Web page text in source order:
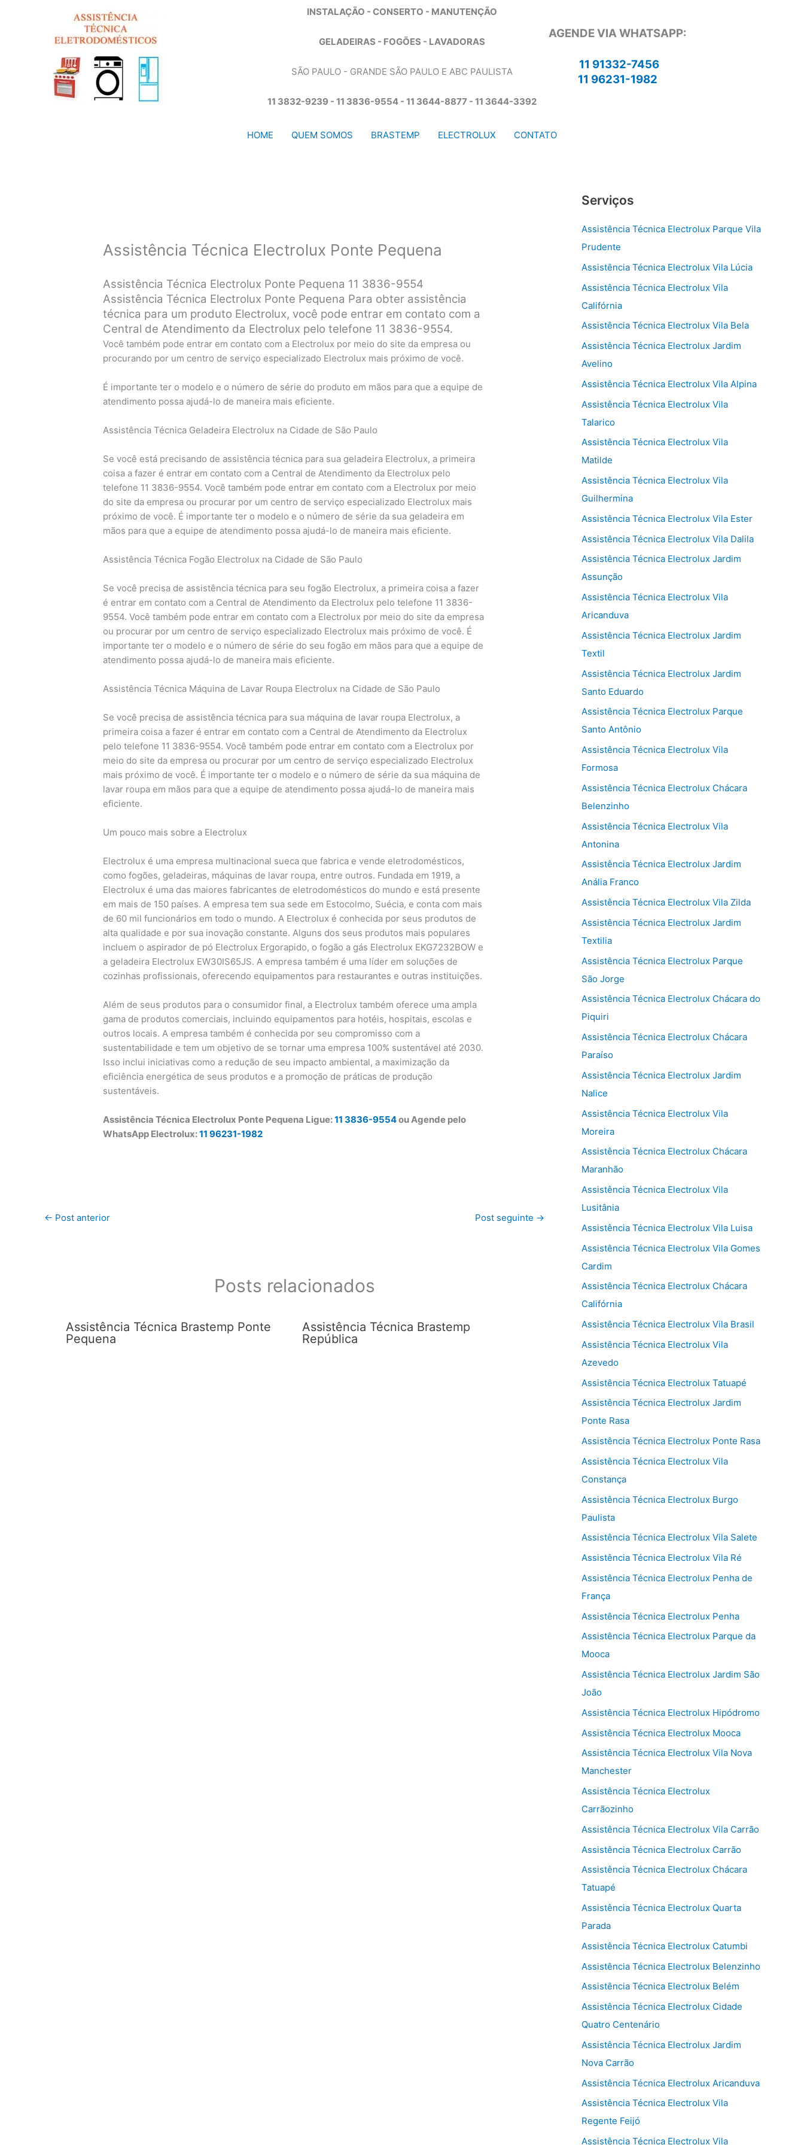
INSTALAÇÃO - CONSERTO - MANUTENÇÃO
GELADEIRAS - FOGÕES - LAVADORAS
SÃO PAULO - GRANDE SÃO PAULO E ABC PAULISTA
11 3832-9239 - 11 3836-9554 - 11 3644-8877 - 11 3644-3392
AGENDE VIA WHATSAPP:
11 91332-7456
11 96231-1982
HOME QUEM SOMOS BRASTEMP ELECTROLUX CONTATO
Assistência Técnica Electrolux Ponte Pequena
Assistência Técnica Electrolux Ponte Pequena 11 3836-9554
Assistência Técnica Electrolux Ponte Pequena Para obter assistência
técnica para um produto Electrolux, você pode entrar em contato com a
Central de Atendimento da Electrolux pelo telefone 11 3836-9554.
Você também pode entrar em contato com a Electrolux por meio do site da empresa ou
procurando por um centro de serviço especializado Electrolux mais próximo de você.
É importante ter o modelo e o número de série do produto em mãos para que a equipe de
atendimento possa ajudá-lo de maneira mais eficiente.
Assistência Técnica Geladeira Electrolux na Cidade de São Paulo
Se você está precisando de assistência técnica para sua geladeira Electrolux, a primeira
coisa a fazer é entrar em contato com a Central de Atendimento da Electrolux pelo
telefone 11 3836-9554. Você também pode entrar em contato com a Electrolux por meio
do site da empresa ou procurar por um centro de serviço especializado Electrolux mais
próximo de você. É importante ter o modelo e o número de série da sua geladeira em
mãos para que a equipe de atendimento possa ajudá-lo de maneira mais eficiente.
Assistência Técnica Fogão Electrolux na Cidade de São Paulo
Se você precisa de assistência técnica para seu fogão Electrolux, a primeira coisa a fazer
é entrar em contato com a Central de Atendimento da Electrolux pelo telefone 11 3836-
9554. Você também pode entrar em contato com a Electrolux por meio do site da empresa
ou procurar por um centro de serviço especializado Electrolux mais próximo de você. É
importante ter o modelo e o número de série do seu fogão em mãos para que a equipe de
atendimento possa ajudá-lo de maneira mais eficiente.
Assistência Técnica Máquina de Lavar Roupa Electrolux na Cidade de São Paulo
Se você precisa de assistência técnica para sua máquina de lavar roupa Electrolux, a
primeira coisa a fazer é entrar em contato com a Central de Atendimento da Electrolux
pelo telefone 11 3836-9554. Você também pode entrar em contato com a Electrolux por
meio do site da empresa ou procurar por um centro de serviço especializado Electrolux
mais próximo de você. É importante ter o modelo e o número de série da sua máquina de
lavar roupa em mãos para que a equipe de atendimento possa ajudá-lo de maneira mais
eficiente.
Um pouco mais sobre a Electrolux
Electrolux é uma empresa multinacional sueca que fabrica e vende eletrodomésticos,
como fogões, geladeiras, máquinas de lavar roupa, entre outros. Fundada em 1919, a
Electrolux é uma das maiores fabricantes de eletrodomésticos do mundo e está presente
em mais de 150 países. A empresa tem sua sede em Estocolmo, Suécia, e conta com mais
de 60 mil funcionários em todo o mundo. A Electrolux é conhecida por seus produtos de
alta qualidade e por sua inovação constante. Alguns dos seus produtos mais populares
incluem o aspirador de pó Electrolux Ergorapido, o fogão a gás Electrolux EKG7232BOW e
a geladeira Electrolux EW30IS65JS. A empresa também é uma líder em soluções de
cozinhas profissionais, oferecendo equipamentos para restaurantes e outras instituições.
Além de seus produtos para o consumidor final, a Electrolux também oferece uma ampla
gama de produtos comerciais, incluindo equipamentos para hotéis, hospitais, escolas e
outros locais. A empresa também é conhecida por seu compromisso com a
sustentabilidade e tem um objetivo de se tornar uma empresa 100% sustentável até 2030.
Isso inclui iniciativas como a redução de seu impacto ambiental, a maximização da
eficiência energética de seus produtos e a promoção de práticas de produção
sustentáveis.
Assistência Técnica Electrolux Ponte Pequena Ligue:11 3836-9554ou Agende pelo
WhatsApp Electrolux:11 96231-1982
← Post anterior Post seguinte →
Posts relacionados
Assistência Técnica Brastemp Ponte
Pequena
Assistência Técnica Brastemp
República
Serviços
Assistência Técnica Electrolux Parque Vila
Prudente
Assistência Técnica Electrolux Vila Lúcia
Assistência Técnica Electrolux Vila
Califórnia
Assistência Técnica Electrolux Vila Bela
Assistência Técnica Electrolux Jardim
Avelino
Assistência Técnica Electrolux Vila Alpina
Assistência Técnica Electrolux Vila
Talarico
Assistência Técnica Electrolux Vila
Matilde
Assistência Técnica Electrolux Vila
Guilhermina
Assistência Técnica Electrolux Vila Ester
Assistência Técnica Electrolux Vila Dalila
Assistência Técnica Electrolux Jardim
Assunção
Assistência Técnica Electrolux Vila
Aricanduva
Assistência Técnica Electrolux Jardim
Textil
Assistência Técnica Electrolux Jardim
Santo Eduardo
Assistência Técnica Electrolux Parque
Santo Antônio
Assistência Técnica Electrolux Vila
Formosa
Assistência Técnica Electrolux Chácara
Belenzinho
Assistência Técnica Electrolux Vila
Antonina
Assistência Técnica Electrolux Jardim
Anália Franco
Assistência Técnica Electrolux Vila Zilda
Assistência Técnica Electrolux Jardim
Textilia
Assistência Técnica Electrolux Parque
São Jorge
Assistência Técnica Electrolux Chácara do
Piquiri
Assistência Técnica Electrolux Chácara
Paraíso
Assistência Técnica Electrolux Jardim
Nalice
Assistência Técnica Electrolux Vila
Moreira
Assistência Técnica Electrolux Chácara
Maranhão
Assistência Técnica Electrolux Vila
Lusitânia
Assistência Técnica Electrolux Vila Luisa
Assistência Técnica Electrolux Vila Gomes
Cardim
Assistência Técnica Electrolux Chácara
Califórnia
Assistência Técnica Electrolux Vila Brasil
Assistência Técnica Electrolux Vila
Azevedo
Assistência Técnica Electrolux Tatuapé
Assistência Técnica Electrolux Jardim
Ponte Rasa
Assistência Técnica Electrolux Ponte Rasa
Assistência Técnica Electrolux Vila
Constança
Assistência Técnica Electrolux Burgo
Paulista
Assistência Técnica Electrolux Vila Salete
Assistência Técnica Electrolux Vila Ré
Assistência Técnica Electrolux Penha de
França
Assistência Técnica Electrolux Penha
Assistência Técnica Electrolux Parque da
Mooca
Assistência Técnica Electrolux Jardim São
João
Assistência Técnica Electrolux Hipódromo
Assistência Técnica Electrolux Mooca
Assistência Técnica Electrolux Vila Nova
Manchester
Assistência Técnica Electrolux
Carrãozinho
Assistência Técnica Electrolux Vila Carrão
Assistência Técnica Electrolux Carrão
Assistência Técnica Electrolux Chácara
Tatuapé
Assistência Técnica Electrolux Quarta
Parada
Assistência Técnica Electrolux Catumbi
Assistência Técnica Electrolux Belenzinho
Assistência Técnica Electrolux Belém
Assistência Técnica Electrolux Cidade
Quatro Centenário
Assistência Técnica Electrolux Jardim
Nova Carrão
Assistência Técnica Electrolux Aricanduva
Assistência Técnica Electrolux Vila
Regente Feijó
Assistência Técnica Electrolux Vila